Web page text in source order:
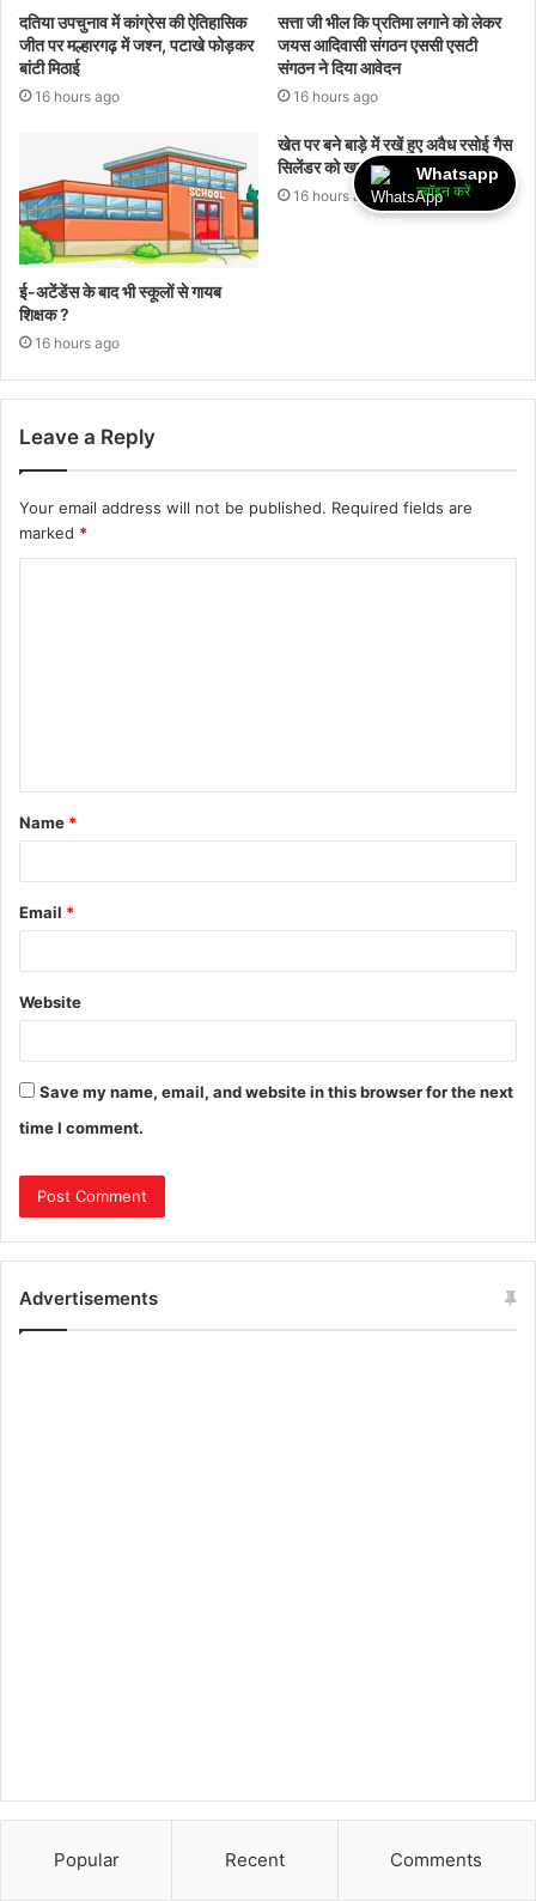
दतिया उपचुनाव में कांग्रेस की ऐतिहासिक
जीत पर मल्हारगढ़ में जश्न, पटाखे फोड़कर
बांटी मिठाई
16 hours ago
सत्ता जी भील कि प्रतिमा लगाने को लेकर
जयस आदिवासी संगठन एससी एसटी
संगठन ने दिया आवेदन
16 hours ago
ई-अटेंडेंस के बाद भी स्कूलों से गायब
शिक्षक ?
16 hours ago
खेत पर बने बाड़े में रखें हुए अवैध रसोई गैस
सिलेंडर को खाद्य विभाग ने किए जप्त
16 hours ago
Leave a Reply
Your email address will not be published. Required fields are
marked *
Name *
Email *
Website
Save my name, email, and website in this browser for the next
time I comment.
Advertisements
Popular Recent Comments
Whatsapp
ज्वॉइन करें